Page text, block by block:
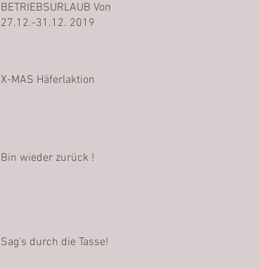
BETRIEBSURLAUB Vom
27.12.-31.12. 2019
X-MAS Häferlaktion
Bin wieder zurück !
Sag's durch die Tasse!